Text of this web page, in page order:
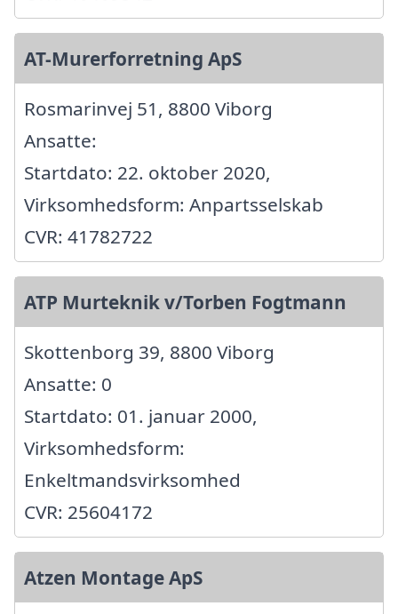
AT-Murerforretning ApS
Rosmarinvej 51, 8800 Viborg
Ansatte:
Startdato: 22. oktober 2020,
Virksomhedsform: Anpartsselskab
CVR: 41782722
ATP Murteknik v/Torben Fogtmann
Skottenborg 39, 8800 Viborg
Ansatte: 0
Startdato: 01. januar 2000,
Virksomhedsform:
Enkeltmandsvirksomhed
CVR: 25604172
Atzen Montage ApS